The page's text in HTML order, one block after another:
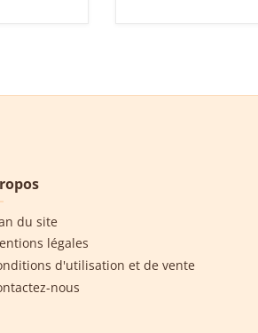
du site
légales
d'utilisation et de vente
nous